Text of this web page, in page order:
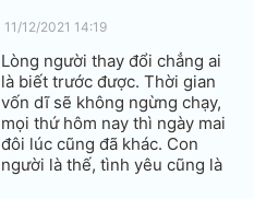
11/12/2021 14:19
Lòng người thay đổi chẳng ai
là biết trước được. Thời gian
vốn dĩ sẽ không ngừng chạy,
mọi thứ hôm nay thì ngày mai
đôi lúc cũng đã khác. Con
người là thế, tình yêu cũng là